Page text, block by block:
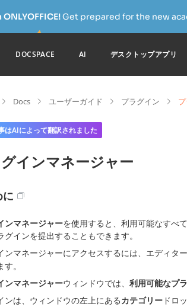
Get prepared for the new
DOCSPACE AI デスクトップアプリ
Docs ユーザーガイド プラグイン
はAIによって翻訳されました
インマネージャー
に
ンマネージャーを使用すると、利用可能なすべ
グインを提出することもできます。
ンマネージャーにアクセスするには、エディタ
。
ンマネージャーウィンドウでは、 利用可能なプ
ンは、ウィンドウの左上にあるカテゴリー ドロ